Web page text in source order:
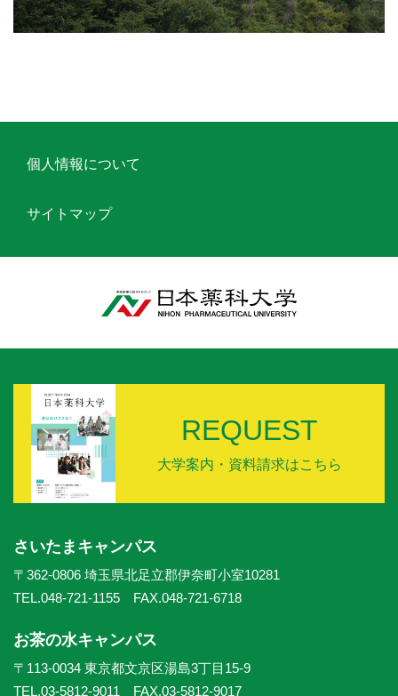
個人情報について
サイトマップ
REQUEST
大学案内・資料請求はこちら
さいたまキャンパス
〒362-0806 埼玉県北足立郡伊奈町小室10281
TEL.048-721-1155 FAX.048-721-6718
お茶の水キャンパス
〒113-0034 東京都文京区湯島3丁目15-9
TEL.03-5812-9011 FAX.03-5812-9017